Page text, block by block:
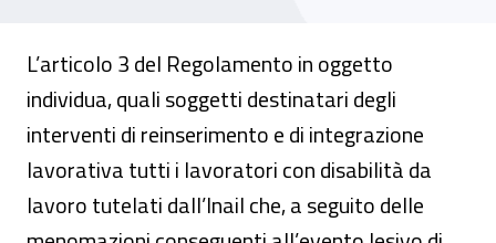
L’articolo 3 del Regolamento in oggetto
individua, quali soggetti destinatari degli
interventi di reinserimento e di integrazione
lavorativa tutti i lavoratori con disabilità da
lavoro tutelati dall’Inail che, a seguito delle